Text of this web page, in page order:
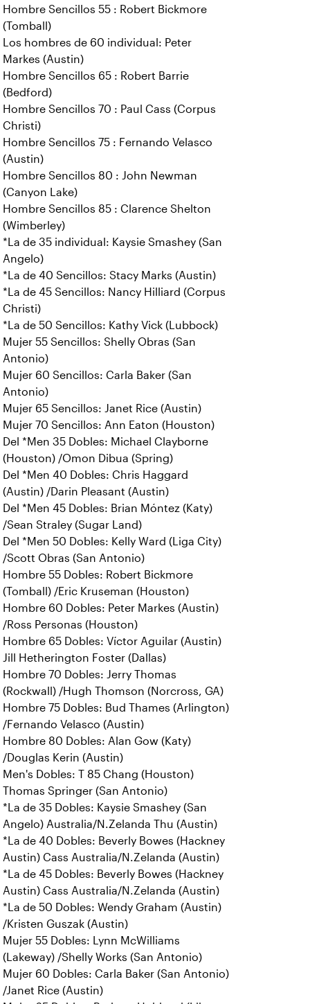
Hombre Sencillos 55 : Robert Bickmore
(Tomball)
Los hombres de 60 individual: Peter
Markes (Austin)
Hombre Sencillos 65 : Robert Barrie
(Bedford)
Hombre Sencillos 70 : Paul Cass (Corpus
Christi)
Hombre Sencillos 75 : Fernando Velasco
(Austin)
Hombre Sencillos 80 : John Newman
(Canyon Lake)
Hombre Sencillos 85 : Clarence Shelton
(Wimberley)
*La de 35 individual: Kaysie Smashey (San
Angelo)
*La de 40 Sencillos: Stacy Marks (Austin)
*La de 45 Sencillos: Nancy Hilliard (Corpus
Christi)
*La de 50 Sencillos: Kathy Vick (Lubbock)
Mujer 55 Sencillos: Shelly Obras (San
Antonio)
Mujer 60 Sencillos: Carla Baker (San
Antonio)
Mujer 65 Sencillos: Janet Rice (Austin)
Mujer 70 Sencillos: Ann Eaton (Houston)
Del *Men 35 Dobles: Michael Clayborne
(Houston) /Omon Dibua (Spring)
Del *Men 40 Dobles: Chris Haggard
(Austin) /Darin Pleasant (Austin)
Del *Men 45 Dobles: Brian Móntez (Katy)
/Sean Straley (Sugar Land)
Del *Men 50 Dobles: Kelly Ward (Liga City)
/Scott Obras (San Antonio)
Hombre 55 Dobles: Robert Bickmore
(Tomball) /Eric Kruseman (Houston)
Hombre 60 Dobles: Peter Markes (Austin)
/Ross Personas (Houston)
Hombre 65 Dobles: Víctor Aguilar (Austin)
Jill Hetherington Foster (Dallas)
Hombre 70 Dobles: Jerry Thomas
(Rockwall) /Hugh Thomson (Norcross, GA)
Hombre 75 Dobles: Bud Thames (Arlington)
/Fernando Velasco (Austin)
Hombre 80 Dobles: Alan Gow (Katy)
/Douglas Kerin (Austin)
Men's Dobles: T 85 Chang (Houston)
Thomas Springer (San Antonio)
*La de 35 Dobles: Kaysie Smashey (San
Angelo) Australia/N.Zelanda Thu (Austin)
*La de 40 Dobles: Beverly Bowes (Hackney
Austin) Cass Australia/N.Zelanda (Austin)
*La de 45 Dobles: Beverly Bowes (Hackney
Austin) Cass Australia/N.Zelanda (Austin)
*La de 50 Dobles: Wendy Graham (Austin)
/Kristen Guszak (Austin)
Mujer 55 Dobles: Lynn McWilliams
(Lakeway) /Shelly Works (San Antonio)
Mujer 60 Dobles: Carla Baker (San Antonio)
/Janet Rice (Austin)